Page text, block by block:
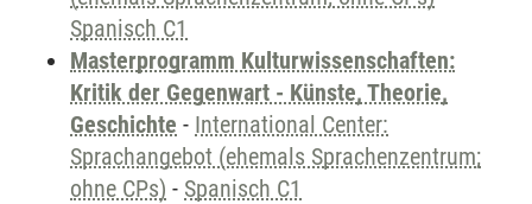
Spanisch C1
Masterprogramm Kulturwissenschaften:
Kritik der Gegenwart - Künste, Theorie,
Geschichte - International Center:
Sprachangebot (ehemals Sprachenzentrum;
ohne CPs) - Spanisch C1